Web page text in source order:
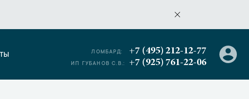
ЛОМБАРД: +7 (495) 212-12-77
ИП ГУБАНОВ С.В.: +7 (925) 761-22-06